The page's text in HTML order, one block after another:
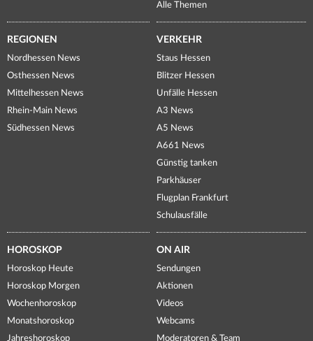
Alle Themen
REGIONEN
Nordhessen News
Osthessen News
Mittelhessen News
Rhein-Main News
Südhessen News
VERKEHR
Staus Hessen
Blitzer Hessen
Unfälle Hessen
A3 News
A5 News
A661 News
Günstig tanken
Parkhäuser
Flugplan Frankfurt
Schulausfälle
HOROSKOP
Horoskop Heute
Horoskop Morgen
Wochenhoroskop
Monatshoroskop
Jahreshoroskop
ON AIR
Sendungen
Aktionen
Videos
Webcams
Moderatoren & Team